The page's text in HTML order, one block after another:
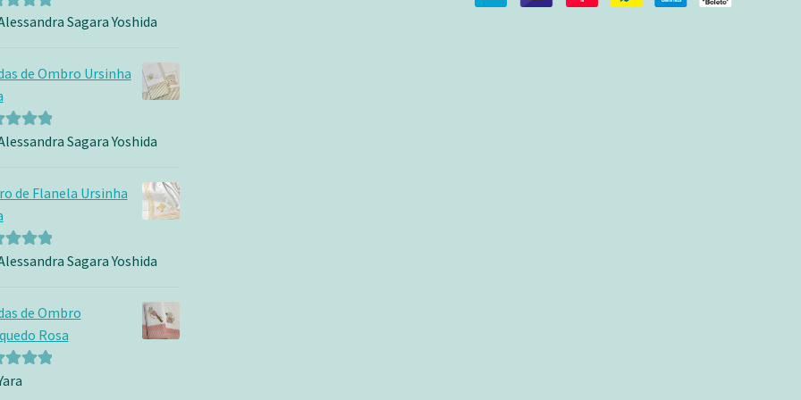
5
Sagara Yoshida
de Ombro Ursinha
5
Sagara Yoshida
de Flanela Ursinha
5
Sagara Yoshida
de Ombro
Rosa